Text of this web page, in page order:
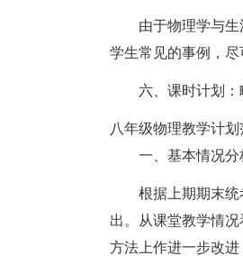
由于物理学与
学生常见的事例，
六、课时计划：
八年级物理教学计划
一、基本情况分
根据上期期末
出。从课堂教学情
方法上作进一步改